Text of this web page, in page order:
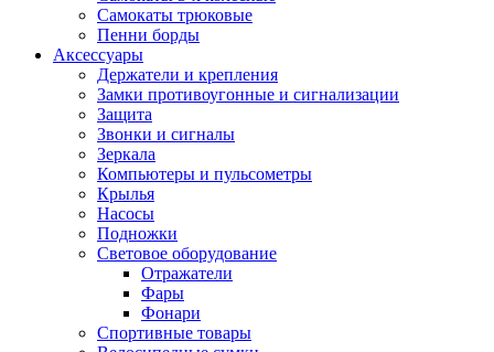
Самокаты трюковые
Пенни борды
Аксессуары
Держатели и крепления
Замки противоугонные и сигнализации
Защита
Звонки и сигналы
Зеркала
Компьютеры и пульсометры
Крылья
Насосы
Подножки
Световое оборудование
Отражатели
Фары
Фонари
Спортивные товары